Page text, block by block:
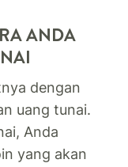
ANDA
dengan
uang tunai.
Anda
yang akan